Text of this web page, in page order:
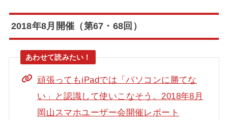
2018年8月開催（第67・68回）
頑張ってもiPadでは「パソコンに勝てな
い」と認識して使いこなそう。2018年8月
岡山スマホユーザー会開催レポート